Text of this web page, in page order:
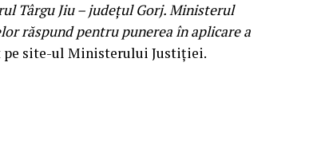
Târgu Jiu – judeţul Gorj. Ministerul
răspund pentru punerea în aplicare a
pe site-ul Ministerului Justiţiei.